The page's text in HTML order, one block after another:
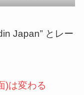
Japan” とレー
)は変わる